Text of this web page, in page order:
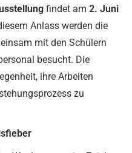
findet am 2. Juni
Anlass werden die
mit den Schülern
besucht. Die
ihre Arbeiten
zu